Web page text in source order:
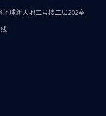
球新天地二号楼二层202室